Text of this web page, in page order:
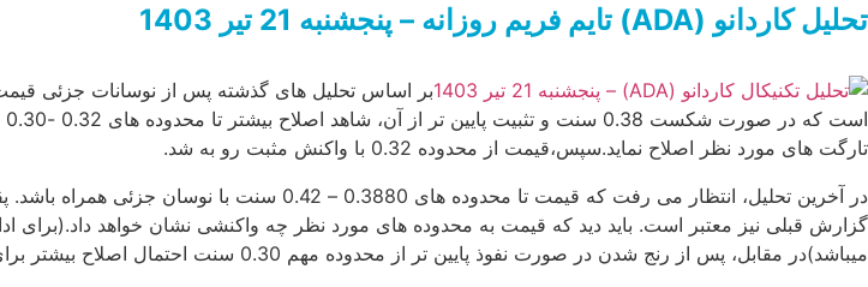
تحلیلکاردانو (ADA) تایم فریم روزانه – پنجشنبه 21 تیر 1403
تارگت های مورد نظر اصلاح نماید.سپس،قیمت از محدوده 0.32 با واکنش مثبت رو به شد.
میباشد)در مقابل، پس از رنج شدن در صورت نفوذ پایین تر از محدوده مهم 0.30 سنت احتمال اصلاح بیشتر برای مدتی افزایش می یابد.